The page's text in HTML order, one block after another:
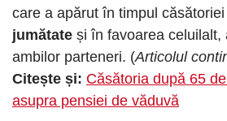
care a apărut în timpul
jumătate și în favoarea celuilalt,
ambilor parteneri. (Articolul
Citește și: Căsătoria după 65
asupra pensiei de văduvă